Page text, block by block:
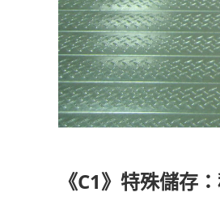
《C1》特殊儲存